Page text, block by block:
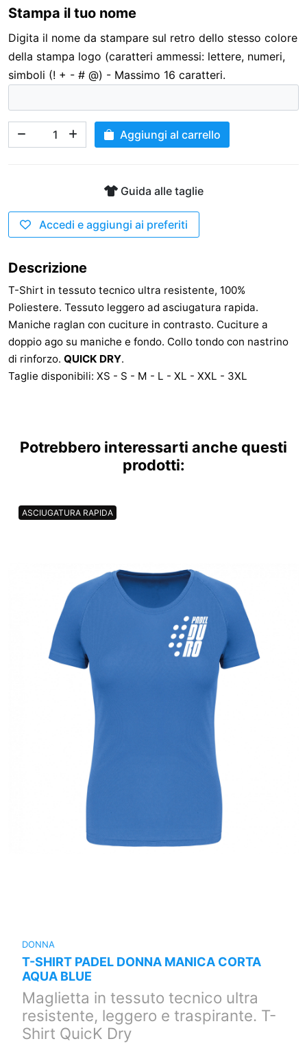
Stampa il tuo nome
Digita il nome da stampare sul retro dello stesso colore
della stampa logo (caratteri ammessi: lettere, numeri,
simboli (! + - # @) - Massimo 16 caratteri.
Aggiungi al carrello
Guida alle taglie
Accedi e aggiungi ai preferiti
Descrizione
T-Shirt in tessuto tecnico ultra resistente, 100%
Poliestere. Tessuto leggero ad asciugatura rapida.
Maniche raglan con cuciture in contrasto. Cuciture a
doppio ago su maniche e fondo. Collo tondo con nastrino
di rinforzo. QUICK DRY.
Taglie disponibili: XS - S - M - L - XL - XXL - 3XL
Potrebbero interessarti anche questi
prodotti:
ASCIUGATURA RAPIDA
DONNA
T-SHIRT PADEL DONNA MANICA CORTA
AQUA BLUE
Maglietta in tessuto tecnico ultra
resistente, leggero e traspirante. T-
Shirt QuicK Dry